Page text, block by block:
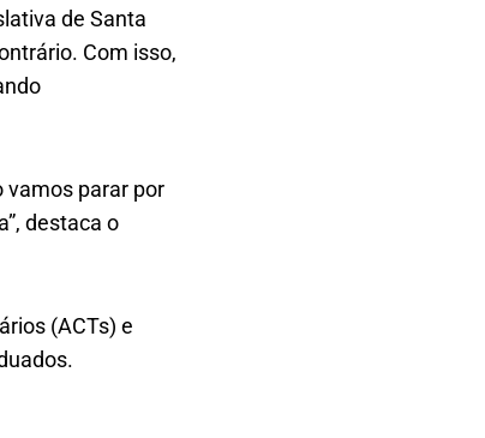
de Santa
Com isso,
vamos parar por
destaca o
(ACTs) e